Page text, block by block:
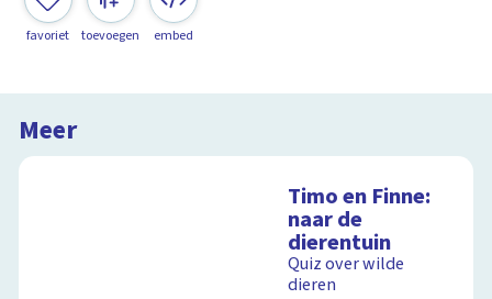
favoriet toevoegen embed
Meer
Timo en Finne:
naar de
dierentuin
Quiz over wilde
dieren